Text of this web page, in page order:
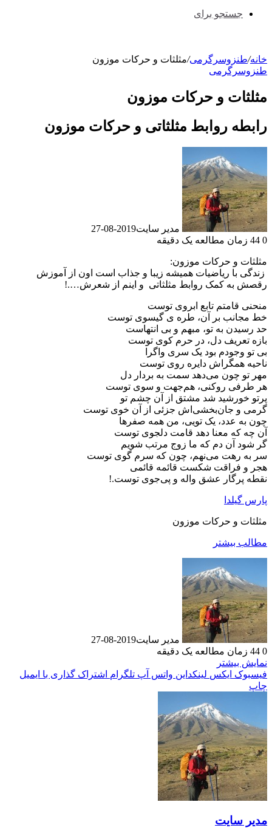
جستجو برای
خانه/طنزوسرگرمی/مثلثات و حرکات موزون
طنزوسرگرمی
مثلثات و حرکات موزون
رابطه روابط مثلثاتی و حرکات موزون
مدیر سایت2019-08-27
0
زمان مطالعه یک دقیقه
مثلثات و حرکات موزون:
زندگی با ریاضیات همیشه زیبا و جذاب است اون از آموزش
رقصش به کمک روابط مثلثاتی و اینم از شعرش….!
منحنی قامتم تابع ابروی توست
خط مجانب بر آن، طره ی گیسوی توست
حد رسیدن به تو، مبهم و بی انتهاست
بازه‌ تعریف دل، در حرم کوی توست
بی تو وجودم بود یک سری واگرا
ناحیه همگراش دایره روی توست
مهر تو چون می‌دهد سمت به بردار دل
هر طرفی روکنی، هم‌جهت و سوی توست
پرتو خورشید شد مشتق از آن چشم تو
گرمی و جان‌بخشی‌اش جزئی از آن خوی توست
چون به عدد، یک تویی، من همه‌ صفرها
آن چه که معنا دهد قامت دلجوی توست
گر شود آن دم که ما زوج مرتب شویم
سر به رهت می‌نهم، چون که سرم گوی توست
هجر و فراقت شکست قائمه قائمی
نقطه پرگار عشق واله و پی‌جوی توست.!
پارس گیلدا
مثلثات و حرکات موزون
مطالب بیشتر
مدیر سایت2019-08-27
0
زمان مطالعه یک دقیقه
نمایش بیشتر
فیسبوک ایکس لینکداین واتس آپ تلگرام اشتراک گذاری با ایمیل
چاپ
مدیر سایت